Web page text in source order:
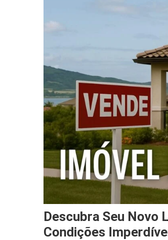
Descubra Seu Novo
Condições